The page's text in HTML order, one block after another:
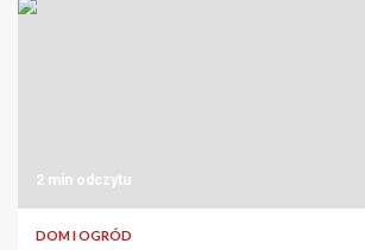
2 min odczytu
DOM I OGRÓD